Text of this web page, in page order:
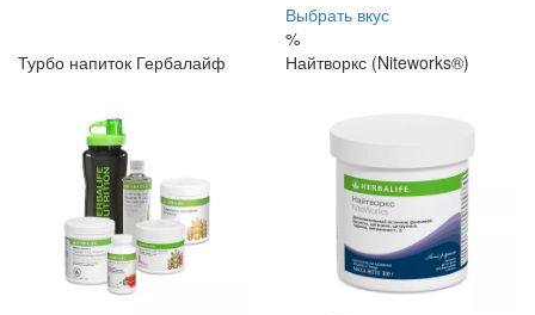
Выбрать вкус
%
Турбо напиток Гербалайф
Найтворкс (Niteworks®)